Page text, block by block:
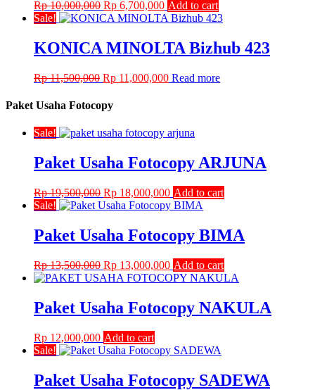
Rp10,000,000 Original
price
Rp 10,000,000.
Rp 6,700,000Current
price
Rp 6,700,000.
Add to cart
Sale!
KONICA MINOLTA Bizhub 423
Rp11,500,000 Original
was:
Rp 11,500,000.
Rp 11,000,000Current
Read more
Paket Usaha Fotocopy
Sale!
Paket Usaha Fotocopy ARJUNA
Rp19,500,000 Original
price
Rp 19,500,000.
Rp 18,000,000Current
price
Rp 18,000,000.
Add to cart
Sale!
Paket Usaha Fotocopy BIMA
Rp13,500,000 Original
price
Rp 13,500,000.
Rp 13,000,000Current
price
Rp 13,000,000.
Add to cart
Paket Usaha Fotocopy NAKULA
Rp 12,000,000 Add to cart
Sale!
Paket Usaha Fotocopy SADEWA